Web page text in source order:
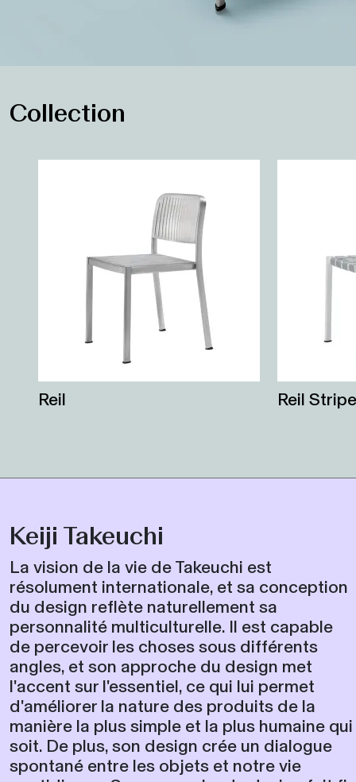
Collection
Reil Reil
Keiji Takeuchi
La vision de la vie de Takeuchi est
résolument internationale, et sa conception
du design reflète naturellement sa
personnalité multiculturelle. Il est capable
de percevoir les choses sous différents
angles, et son approche du design met
l'accent sur l'essentiel, ce qui lui permet
d'améliorer la nature des produits de la
manière la plus simple et la plus humaine qui
soit. De plus, son design crée un dialogue
spontané entre les objets et notre vie